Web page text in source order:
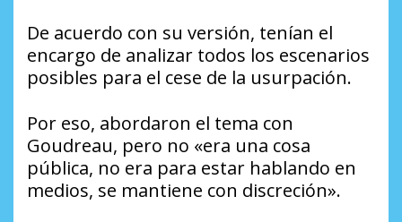
De acuerdo con su versión, tenían el
encargo de analizar todos los escenarios
posibles para el cese de la usurpación.
Por eso, abordaron el tema con
Goudreau, pero no «era una cosa
pública, no era para estar hablando en
medios, se mantiene con discreción».